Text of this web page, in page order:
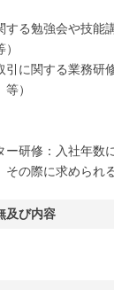
する勉強会や技能
引に関する業務研
）
ー研修：入社年数
その際に求められ
及び内容